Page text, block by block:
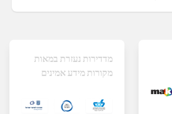
מדדירות נעזרת במאות
מקורות מידע אמינים